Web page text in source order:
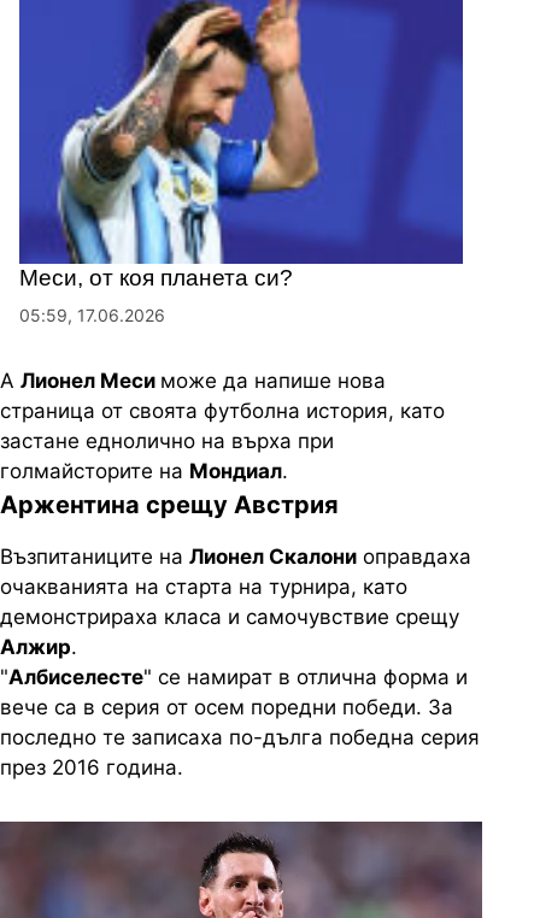
Меси, от коя планета си?
05:59, 17.06.2026
А Лионел Меси може да напише нова
страница от своята футболна история, като
застане еднолично на върха при
голмайсторите на Мондиал.
Аржентина срещу Австрия
Възпитаниците на Лионел Скалони оправдаха
очакванията на старта на турнира, като
демонстрираха класа и самочувствие срещу
Алжир.
"Албиселесте" се намират в отлична форма и
вече са в серия от осем поредни победи. За
последно те записаха по-дълга победна серия
през 2016 година.